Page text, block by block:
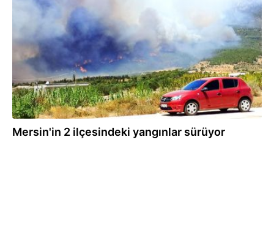
29.07.2021
Mersin'in 2 ilçesindeki yangınlar sürüyor